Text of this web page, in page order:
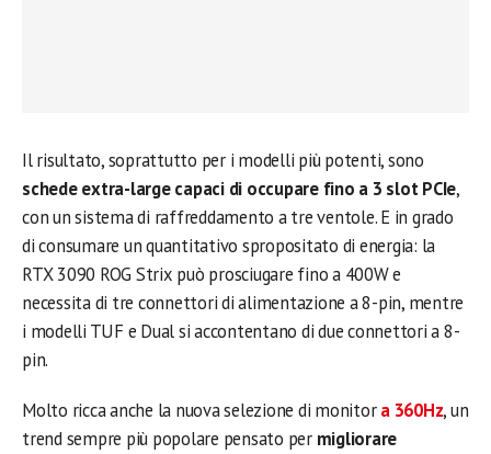
Il risultato, soprattutto per i modelli più potenti, sono
schede extra-large capaci di occupare fino a 3 slot PCIe,
con un sistema di raffreddamento a tre ventole. E in grado
di consumare un quantitativo spropositato di energia: la
RTX 3090 ROG Strix può prosciugare fino a 400W e
necessita di tre connettori di alimentazione a 8-pin, mentre
i modelli TUF e Dual si accontentano di due connettori a 8-
pin.
Molto ricca anche la nuova selezione di monitora 360Hz, un
trend sempre più popolare pensato per migliorare